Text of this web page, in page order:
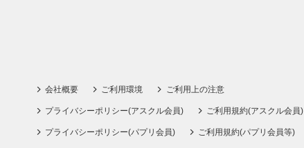
会社概要 ご利用環境 ご利用上の注意
プライバシーポリシー(アスクル会員) ご利用規約(アスクル会員)
プライバシーポリシー(パプリ会員) ご利用規約(パプリ会員等)